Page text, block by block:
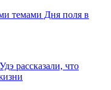
темами Дня поля в
рассказали, что